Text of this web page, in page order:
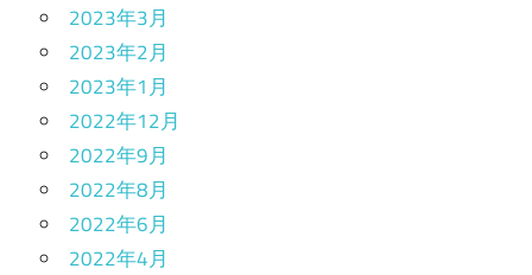
2023年3月
2023年2月
2023年1月
2022年12月
2022年9月
2022年8月
2022年6月
2022年4月